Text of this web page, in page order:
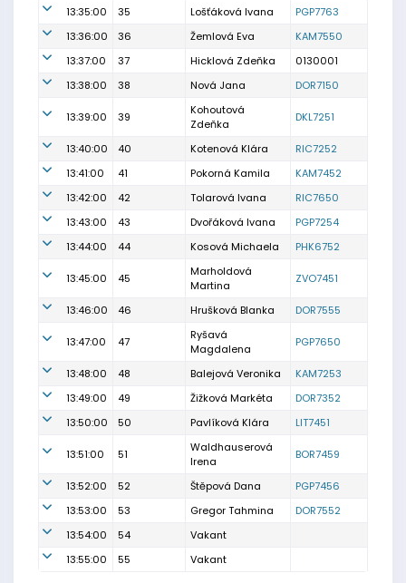
13:35:00
35 Lošťáková Ivana
PGP7763
13:36:00
36 Žemlová Eva
KAM7550
13:37:00
37 Hicklová Zdeňka
0130001
13:38:00
38 Nová Jana DOR7150
13:39:00 39
Kohoutová
Zdeňka
DKL7251
13:40:00 40 Kotenová Klára
RIC7252
13:41:00
41 Pokorná Kamila
KAM7452
13:42:00
42 Tolarová Ivana
RIC7650
13:43:00
43 Dvořáková Ivana
PGP7254
13:44:00
44 Kosová Michaela PHK6752
13:45:00 45
Marholdová
Martina
ZVO7451
13:46:00 46 Hrušková Blanka DOR7555
13:47:00 47
Ryšavá
Magdalena
PGP7650
13:48:00 48 Balejová Veronika
KAM7253
13:49:00
49 Žižková Markéta
DOR7352
13:50:00
50 Pavlíková Klára LIT7451
13:51:00 51
Waldhauserová
Irena
BOR7459
13:52:00 52 Štěpová Dana
PGP7456
13:53:00
53 Gregor Tahmina
DOR7552
13:54:00
54
Vakant
13:55:00
55 Vakant